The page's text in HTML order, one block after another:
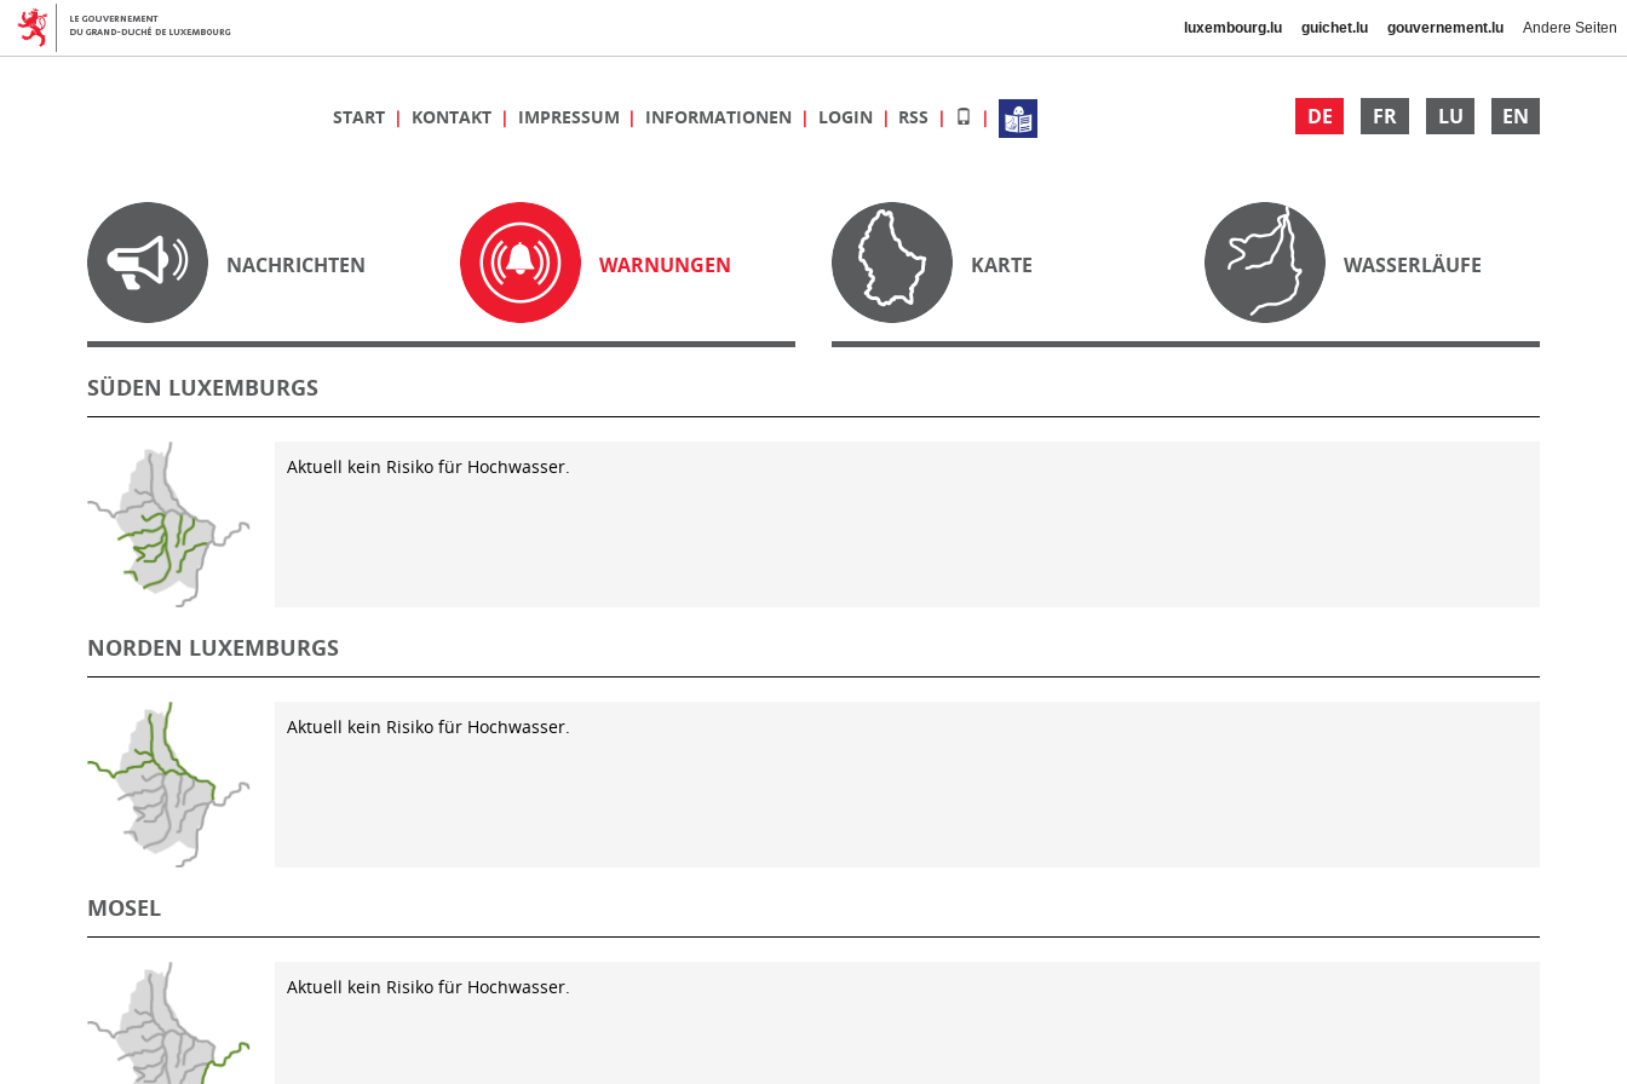
luxembourg.lu guichet.lu gouvernement.lu Andere Seiten
DE FR LU EN
START KONTAKT IMPRESSUM INFORMATIONEN LOGIN RSS
NACHRICHTEN WARNUNGEN KARTE WASSERLÄUFE
SÜDEN LUXEMBURGS
Aktuell kein Risiko für Hochwasser.
NORDEN LUXEMBURGS
Aktuell kein Risiko für Hochwasser.
MOSEL
Aktuell kein Risiko für Hochwasser.